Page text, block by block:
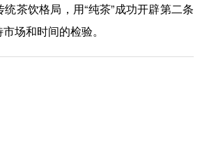
茶饮格局，用“纯茶”成功开辟第二条
场和时间的检验。